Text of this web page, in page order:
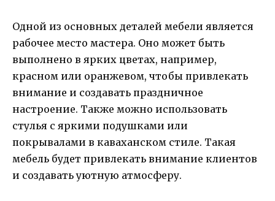
Одной из основных деталей мебели является
рабочее место мастера. Оно может быть
выполнено в ярких цветах, например,
красном или оранжевом, чтобы привлекать
внимание и создавать праздничное
настроение. Также можно использовать
стулья с яркими подушками или
покрывалами в каваханском стиле. Такая
мебель будет привлекать внимание клиентов
и создавать уютную атмосферу.